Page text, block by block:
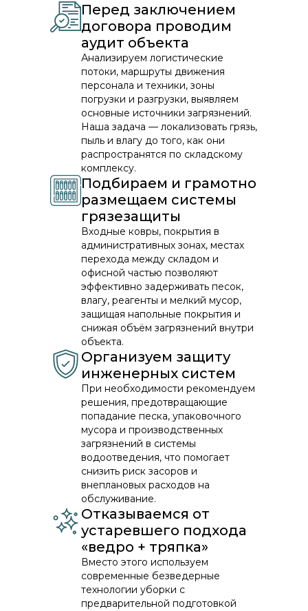
Перед заключением
договора проводим
аудит объекта
Анализируем логистические
потоки, маршруты движения
персонала и техники, зоны
погрузки и разгрузки, выявляем
основные источники загрязнений.
Наша задача — локализовать грязь,
пыль и влагу до того, как они
распространятся по складскому
комплексу.
Подбираем и грамотно
размещаем системы
грязезащиты
Входные ковры, покрытия в
административных зонах, местах
перехода между складом и
офисной частью позволяют
эффективно задерживать песок,
влагу, реагенты и мелкий мусор,
защищая напольные покрытия и
снижая объём загрязнений внутри
объекта.
Организуем защиту
инженерных систем
При необходимости рекомендуем
решения, предотвращающие
попадание песка, упаковочного
мусора и производственных
загрязнений в системы
водоотведения, что помогает
снизить риск засоров и
внеплановых расходов на
обслуживание.
Отказываемся от
устаревшего подхода
«ведро + тряпка»
Вместо этого используем
современные безведерные
технологии уборки с
предварительной подготовкой